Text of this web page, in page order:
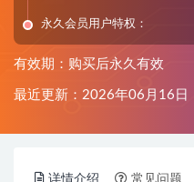
永久会员用户特权：
有效期：购买后永久有效
最近更新：2026年06月16日
详情介绍 常见问题